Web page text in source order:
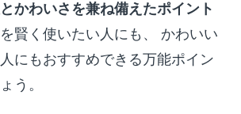
かわいさを兼ね備えたポイント
賢く使いたい人にも、 かわいい
にもおすすめできる万能ポイン
う。